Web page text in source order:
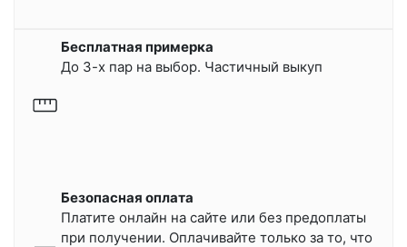
Бесплатная примерка
До 3-х пар на выбор. Частичный выкуп
Безопасная оплата
Платите онлайн на сайте или без предоплаты
при получении. Оплачивайте только за то, что